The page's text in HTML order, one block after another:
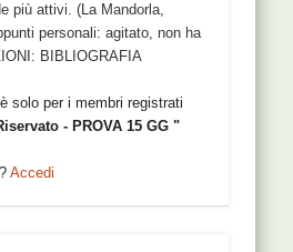
più attivi. (La Mandorla,
personali: agitato, non ha
BIBLIOGRAFIA
solo per i membri registrati
- PROVA 15 GG "
Accedi